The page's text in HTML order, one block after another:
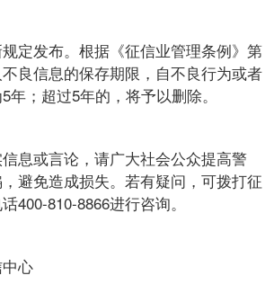
定发布。根据《征信业管理条例》第
良信息的保存期限，自不良行为或者
年；超过5年的，将予以删除。
息或言论，请广大社会公众提高警
避免造成损失。若有疑问，可拨打征
400-810-8866进行咨询。
心